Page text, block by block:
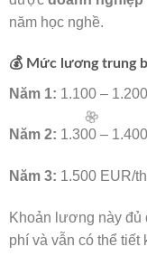
năm học nghề.
💰 Mức lương trung
Năm 1: 1.100 –
Năm 2: 1.300 –
Năm 3: 1.500 EUR/
Khoản lương này đủ
phí và vẫn có thể tiết